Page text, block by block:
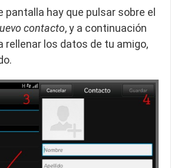
pantalla hay que pulsar sobre el
contacto, y a continuación
rellenar los datos de tu amigo,